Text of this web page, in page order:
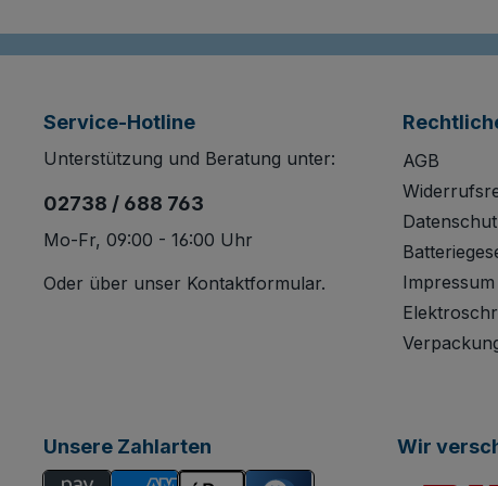
Service-Hotline
Unterstützung und Beratung unter:
02738 / 688 763
Mo-Fr, 09:00 - 16:00 Uhr
Oder über unser Kontaktformular.
AGB
Impressum
Unsere Zahlarten Wir